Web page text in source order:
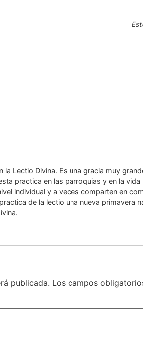
la Lectio Divina. Es una gracia muy
practica en las parroquias y en la vida
individual y a veces comparten en
de la lectio una nueva primavera
publicada. Los campos